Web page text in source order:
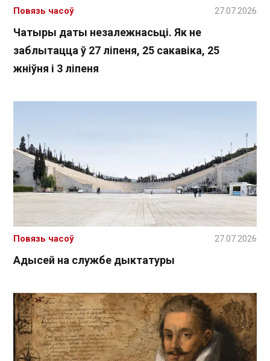
Чатыры даты незалежнасьці. Як не
заблытацца ў 27 ліпеня, 25 сакавіка, 25
жніўня і 3 ліпеня
Повязь часоў 27.07.2026
Адысей на службе дыктатуры
Повязь часоў 27.07.2026